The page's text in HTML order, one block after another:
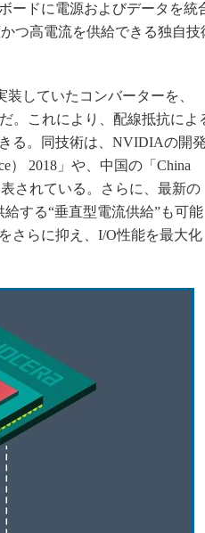
ードに電源およびデータを統
つ高電流を供給できる独自技
していたコンバーターを、
。これにより、配線抵抗によ
る。同技術は、NVIDIAの開発
） 2018」や、中国の「China
表されている。さらに、最新の
給する“垂直型電流供給”も可能
さらに抑え、I/O性能を最大化